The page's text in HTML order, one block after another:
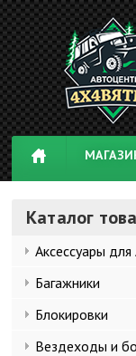
Каталог
Аксессуары
Багажники
Блокировки
Вездеходы и